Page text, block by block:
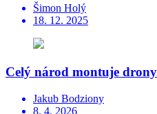
Šimon Holý
18. 12. 2025
Celý národ montuje
Jakub Bodziony
8. 4. 2026